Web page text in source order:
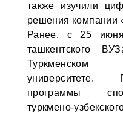
также изучили
решения компании
Ранее, с 25
ташкентского
Туркменском
университете.
программы
туркмено-